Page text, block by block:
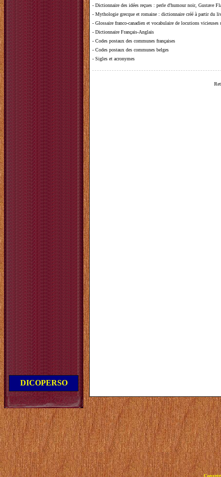
DICOPERSO
- Dictionnaire des idées reçues : perle d'humour noir, Gustave
- Mythologie grecque et romaine : dictionnaire créé à partir du
- Glossaire franco-canadien et vocabulaire de locutions vicieuses
- Dictionnaire Français-Anglais
- Codes postaux des communes françaises
- Codes postaux des communes belges
- Sigles et acronymes